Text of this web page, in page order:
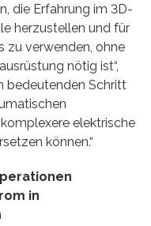
die Erfahrung im 3D-
herzustellen und für
zu verwenden, ohne
nötig ist“,
bedeutenden Schritt
elektrische
können.“
in